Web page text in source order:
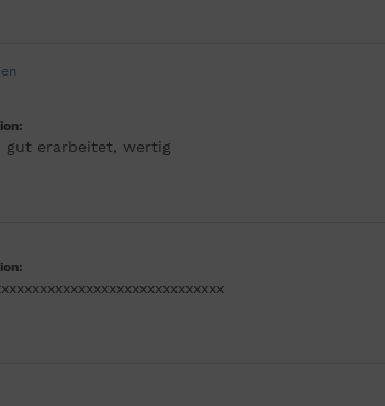
gut erarbeitet, wertig